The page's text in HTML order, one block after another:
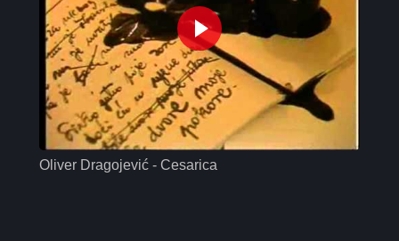
Oliver Dragojević - Cesarica